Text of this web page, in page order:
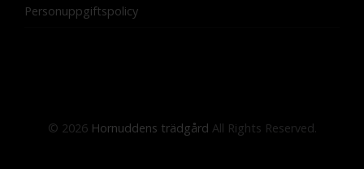
Personuppgiftspolicy
© 2026 Hornuddens trädgård All Rights Reserved.